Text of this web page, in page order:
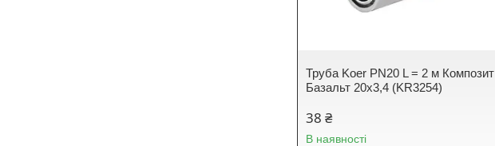
Труба Koer PN20 L = 2 м Композит
Базальт 20х3,4 (KR3254)
38 ₴
В наявності